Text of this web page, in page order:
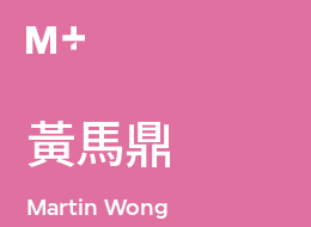
黃馬鼎
Martin Wong